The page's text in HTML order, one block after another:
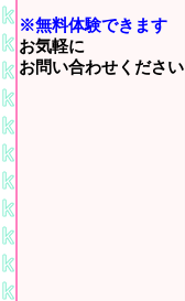
※無料体験できます
お気軽に
お問い合わせください